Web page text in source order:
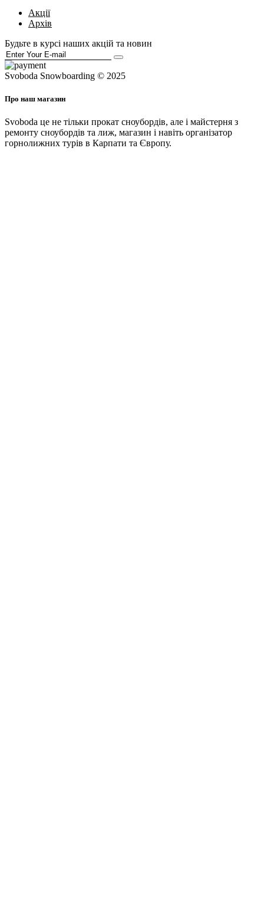
Акції
Архів
Будьте в курсі наших акцій та новин
Svoboda Snowboarding © 2025
Про наш магазин
Svoboda це не тільки прокат сноубордів, але і майстерня з
ремонту сноубордів та лиж, магазин і навіть організатор
горнолижних турів в Карпати та Європу.